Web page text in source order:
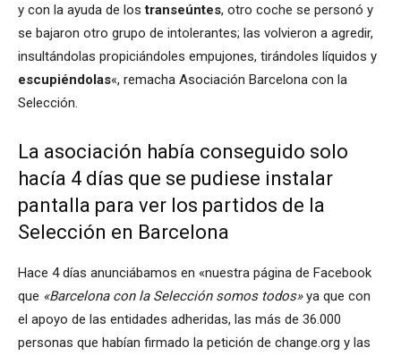
y con la ayuda de lostranseúntes, otro coche se personó y
se bajaron otro grupo de intolerantes; las volvieron a agredir,
insultándolas propiciándoles empujones, tirándoles líquidos y
escupiéndolas«, remacha Asociación Barcelona con la
Selección.
La asociación había conseguido solo
hacía 4 días que se pudiese instalar
pantalla para ver los partidos de la
Selección en Barcelona
Hace 4 días anunciábamos en «nuestra página de Facebook
que «Barcelona con la Selección somos todos»ya que con
el apoyo de las entidades adheridas, las más de 36.000
personas que habían firmado la petición de change.org y las